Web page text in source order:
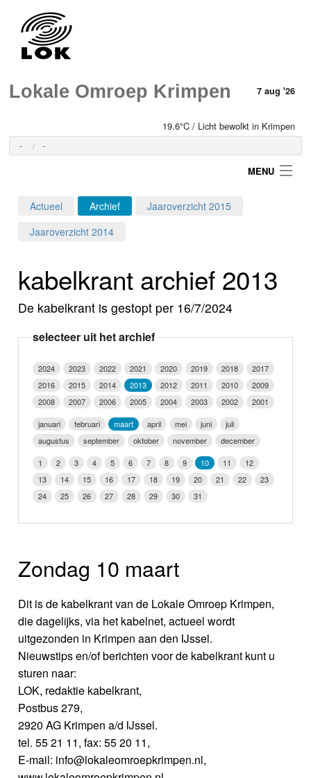
Lokale Omroep Krimpen 7 aug '26
19.6°C / Licht bewolkt in Krimpen
- -
MENU
Programma's
Video
Webcam
Info
Actueel Archief
Jaaroverzicht 2015
Jaaroverzicht 2014
kabelkrant archief 2013
De kabelkrant is gestopt per 16/7/2024
selecteer uit het archief
2024 2023 2022 2021 2020 2019 2018
2017
2016
2015 2014 2013 2012 2011 2010
2009
2008
2007 2006 2005 2004 2003 2002
2001
januari
februari maart april mei juni
juli
augustus
september oktober november
december
1
2 3 4 5 6 7 8 9 10 11
12
13
14 15 16 17 18 19 20 21 22
23
24
25 26 27 28 29 30 31
Zondag 10 maart
Dit is de kabelkrant van de Lokale Omroep Krimpen,
die dagelijks, via het kabelnet, actueel wordt
uitgezonden in Krimpen aan den IJssel.
Nieuwstips en/of berichten voor de kabelkrant kunt u
sturen naar:
LOK, redaktie kabelkrant,
Postbus 279,
2920 AG Krimpen a/d IJssel.
tel. 55 21 11, fax: 55 20 11,
E-mail: info@lokaleomroepkrimpen.nl,